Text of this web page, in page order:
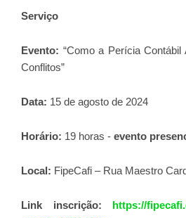
Serviço
Evento: “Como a Perícia
Conflitos”
Data: 15 de agosto de 2024
Horário: 19 horas - evento
Local: FipeCafi – Rua Maestro
Link inscrição: https://